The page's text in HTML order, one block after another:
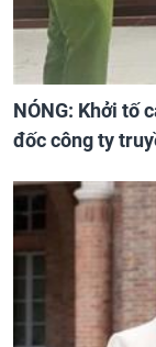
NÓNG: Khởi tố
đốc công ty